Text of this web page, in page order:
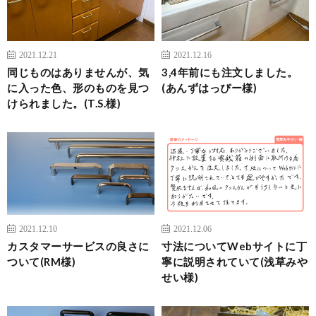
2021.12.21
同じものはありませんが、気
に入った色、形のものを見つ
けられました。(T.S.様)
2021.12.16
3,4年前にも注文しました。
(あんずはっぴー様)
2021.12.10
カスタマーサービスの良さに
ついて(RM様)
2021.12.06
寸法についてWebサイトに丁
寧に説明されていて(浅草みや
せい様)